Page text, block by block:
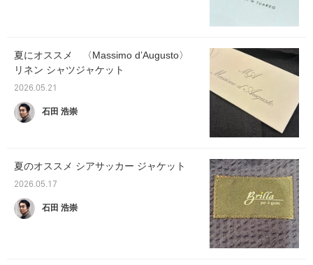
夏にオススメ 〈Massimo d’Augusto〉
リネン シャツジャケット
2026.05.21
石田 浩崇
夏のオススメ シアサッカー ジャケット
2026.05.17
石田 浩崇